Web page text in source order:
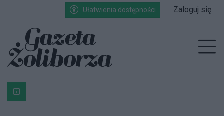
Przejdź do głównych treści
Przejdź do wyszukiwarki
Przejdź do głównego menuUłatwienia dostępności Zaloguj się